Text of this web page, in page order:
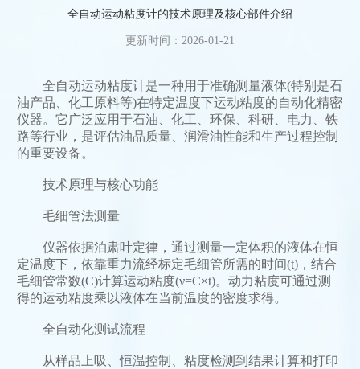
全自动运动粘度计的技术原理及核心部件介绍
更新时间：2026-01-21
全自动运动粘度计是一种用于准确测量液体(特别是石
油产品、化工原料等)在特定温度下运动粘度的自动化精密
仪器。它广泛应用于石油、化工、环保、科研、电力、铁
路等行业，是评估油品质量、润滑油性能和生产过程控制
的重要设备。‌
技术原理与核心功能
毛细管法测量
仪器依据泊肃叶定律，通过测量一定体积的液体在恒
定温度下，依靠重力流经标定毛细管所需的时间(t)，结合
毛细管常数(C)计算运动粘度(ν=C×t)。动力粘度可通过测
得的运动粘度乘以液体在当前温度的密度求得。
全自动化测试流程
从样品上吸、恒温控制、粘度检测到结果计算和打印